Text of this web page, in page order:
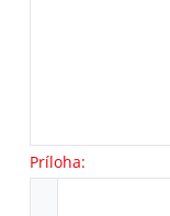
Príloha: